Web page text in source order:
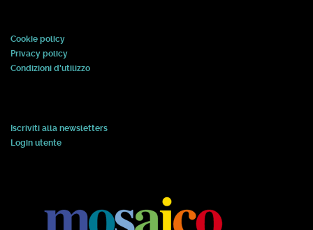
Cookie policy
Privacy policy
Condizioni d'utilizzo
Iscriviti alla newsletters
Login utente